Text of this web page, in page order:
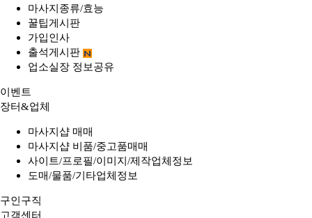
마사지종류/효능
꿀팁게시판
가입인사
출석게시판
업소실장 정보공유
이벤트
장터&업체
마사지샵 매매
마사지샵 비품/중고품매매
사이트/프로필/이미지/제작업체정보
도매/물품/기타업체정보
구인구직
고객센터